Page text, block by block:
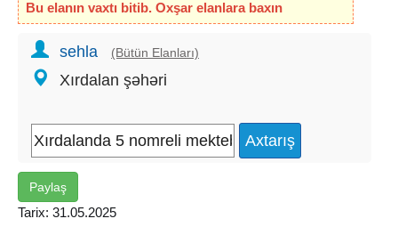
Bu elanın vaxtı bitib. Oxşar elanlara baxın
sehla (Bütün Elanları)
Xırdalan şəhəri
Paylaş
Tarix: 31.05.2025